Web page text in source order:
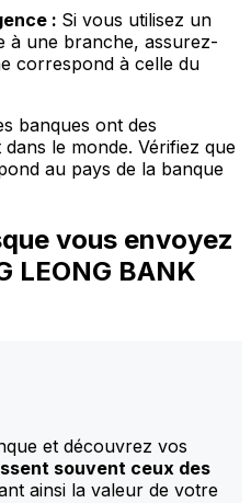
: Si vous utilisez un
à une branche, assurez-
correspond à celle du
banques ont des
le monde. Vérifiez que
au pays de la banque
vous envoyez
LEONG BANK
et découvrez vos
souvent ceux des
ainsi la valeur de votre